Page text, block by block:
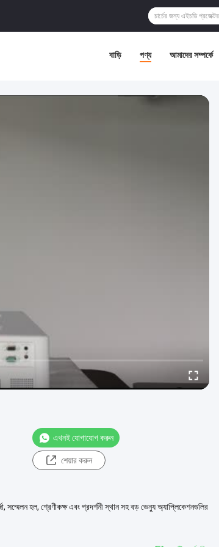
বাড়ি পণ্য আমাদের সম্পর্কে
এখনই যোগাযোগ করুন
শেয়ার করুন
হল, শ্রেণীকক্ষ এবং প্রদর্শনী স্থান সহ বড় ভেন্যু অ্যাপ্লিকেশনগুলির